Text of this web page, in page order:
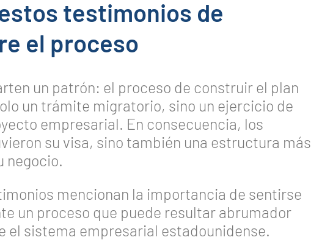
testimonios de
el proceso
un patrón: el proceso de construir el plan
un trámite migratorio, sino un ejercicio de
empresarial. En consecuencia, los
su visa, sino también una estructura más
negocio.
mencionan la importancia de sentirse
un proceso que puede resultar abrumador
el sistema empresarial estadounidense.